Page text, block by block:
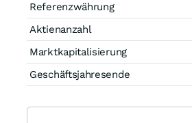
Referenzwährung
Aktienanzahl
Marktkapitalisierung
Geschäftsjahresende